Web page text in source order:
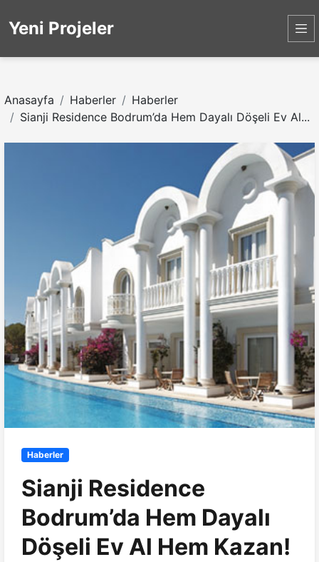
Yeni Projeler
Anasayfa Haberler
Haberler
Sianji Residence Bodrum’da Hem Dayalı Döşeli Ev Al...
Haberler
Sianji Residence
Bodrum’da Hem Dayalı
Döşeli Ev Al Hem Kazan!